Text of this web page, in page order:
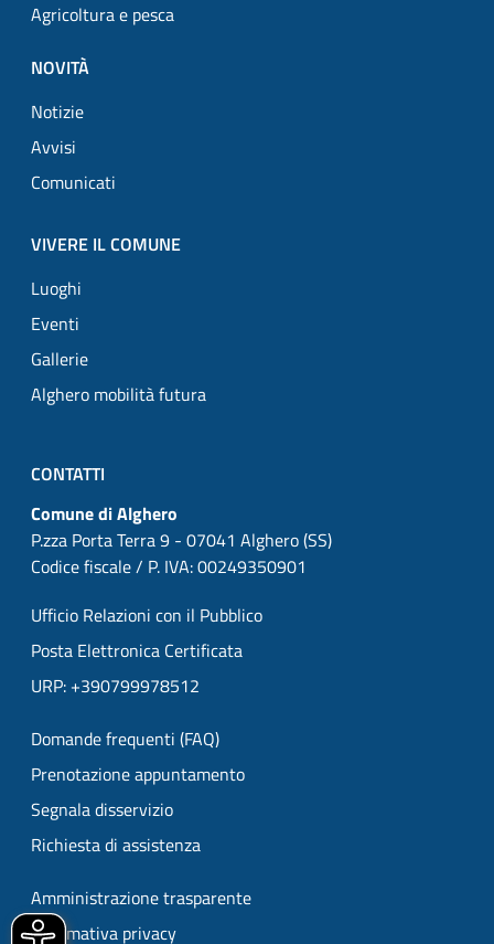
Agricoltura e pesca
NOVITÀ
Notizie
Avvisi
Comunicati
VIVERE IL COMUNE
Luoghi
Eventi
Gallerie
Alghero mobilità futura
CONTATTI
Comune di Alghero
P.zza Porta Terra 9 - 07041 Alghero (SS)
Codice fiscale / P. IVA: 00249350901
Ufficio Relazioni con il Pubblico
Posta Elettronica Certificata
URP: +390799978512
Domande frequenti (FAQ)
Prenotazione appuntamento
Segnala disservizio
Richiesta di assistenza
Amministrazione trasparente
Informativa privacy